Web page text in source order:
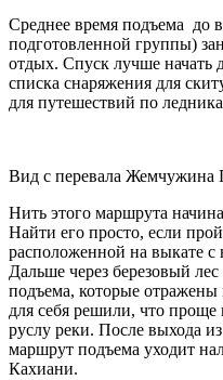
Среднее время подъема до
подготовленной группы)
отдых. Спуск лучше начать
списка снаряжения для
для путешествий по
Вид с перевала Жемчужина
Нить этого маршрута
Найти его просто, если
расположенной на выкате с
Дальше через березовый лес
подъема, которые отражены
для себя решили, что проще
руслу реки. После выхода
маршрут подъема уходит
Кахиани.